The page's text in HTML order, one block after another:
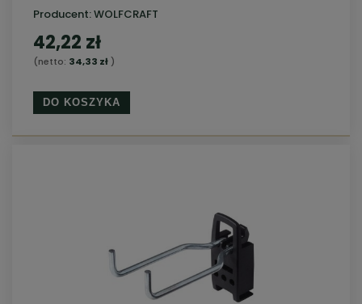
Producent:WOLFCRAFT
42,22 zł
(netto: 34,33 zł)
DO KOSZYKA